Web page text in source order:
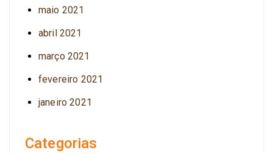
maio 2021
abril 2021
março 2021
fevereiro 2021
janeiro 2021
Categorias